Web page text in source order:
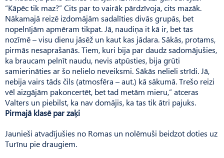
“Kāpēc tik maz?” Cits par to vairāk pārdzīvoja, cits mazāk.
Nākamajā reizē izdomājām sadalīties divās grupās, bet
nopelnījām apmēram tikpat. Jā, naudiņa it kā ir, bet tas
nozīmē – visu dienu jāsēž un kaut kas jādara. Sākās, protams,
pirmās nesaprašanās. Tiem, kuri bija par daudz sadomājušies,
ka braucam pelnīt naudu, nevis atpūsties, bija grūti
samierināties ar šo nelielo neveiksmi. Sākās nelieli strīdi. Jā,
nebija vairs tāds čils (atmosfēra – aut.) kā sākumā. Trešo reizi
vēl aizgājām pakoncertēt, bet tad metām mieru,” atceras
Valters un piebilst, ka nav domājis, ka tas tik ātri pajuks.
Pirmajā klasē par zaķi
Jaunieši atvadījušies no Romas un nolēmuši beidzot doties uz
Turīnu pie draugiem.